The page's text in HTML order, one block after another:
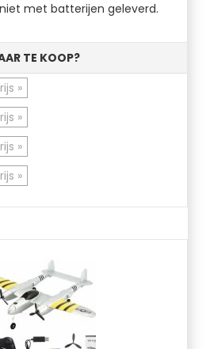
met batterijen geleverd.
TE KOOP?
»
»
»
»